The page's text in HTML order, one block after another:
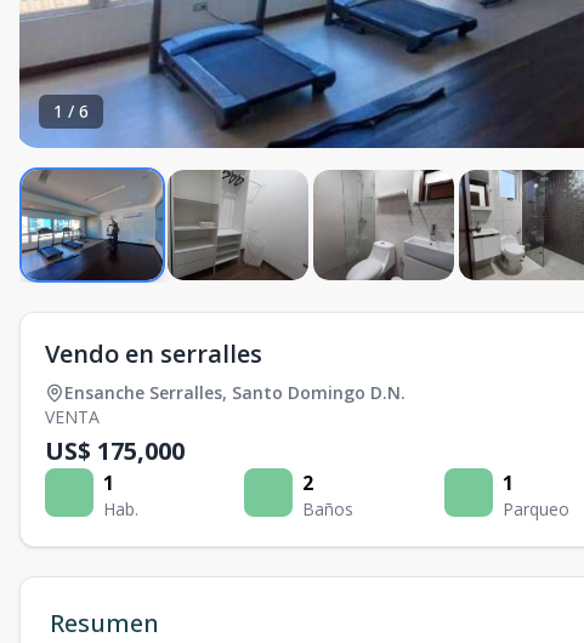
1 / 6
Vendo en serralles
Ensanche Serralles, Santo Domingo D.N.
VENTA
US$ 175,000
1
Hab.
2
Baños
1
Parqueo
Resumen